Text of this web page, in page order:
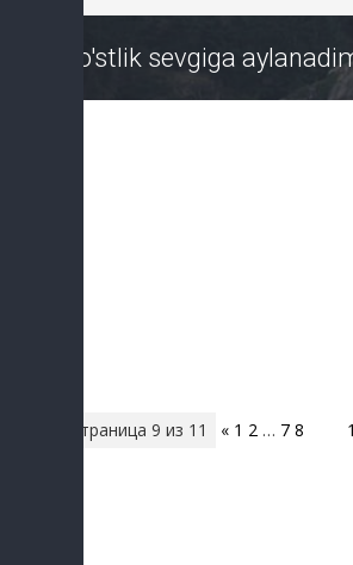
Do'stlik sevgiga
Страница 9 из 11 « 1 2 … 7 8